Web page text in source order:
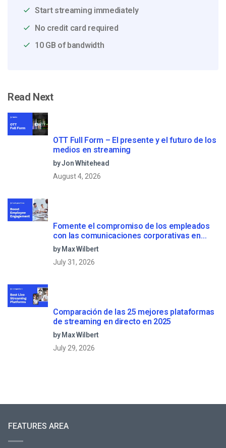
Start streaming immediately
No credit card required
10 GB of bandwidth
Read Next
OTT Full Form – El presente y el futuro de los
medios en streaming
by Jon Whitehead
August 4, 2026
Fomente el compromiso de los empleados
con las comunicaciones corporativas en
directo
by Max Wilbert
July 31, 2026
Comparación de las 25 mejores plataformas
de streaming en directo en 2025
by Max Wilbert
July 29, 2026
FEATURES AREA